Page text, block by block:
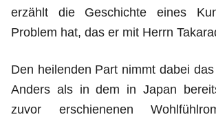
erzählt die Geschichte eines
Problem hat, das er mit Herrn
Den heilenden Part nimmt dabei
Anders als in dem in Japan
zuvor erschienenen